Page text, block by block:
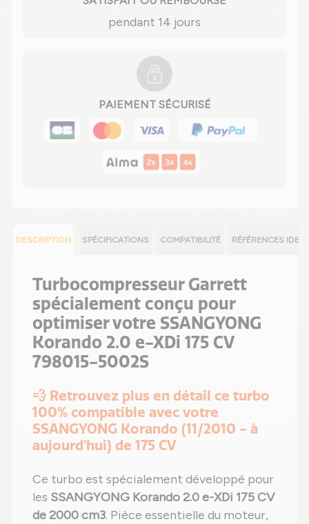
pendant 14 jours
PAIEMENT SÉCURISÉ
DESCRIPTION SPÉCIFICATIONS COMPATIBILITÉ RÉFÉRENCES
Turbocompresseur Garrett
spécialement conçu pour
optimiser votre SSANGYONG
Korando 2.0 e-XDi 175 CV
798015-5002S
💨 Retrouvez plus en détail ce turbo
100% compatible avec votre
SSANGYONG Korando (11/2010 - à
aujourd'hui) de 175 CV
Ce turbo est spécialement développé pour
les SSANGYONG Korando 2.0 e-XDi 175 CV
de 2000 cm3. Pièce essentielle du moteur,